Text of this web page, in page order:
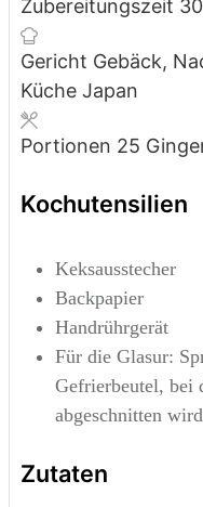
Zubereitungszeit 30
Gericht Gebäck,
Küche Japan
Portionen 25
Kochutensilien
Keksausstecher
Backpapier
Handrührgerät
Für die Glasur:
Gefrierbeutel, bei
abgeschnitten
Zutaten